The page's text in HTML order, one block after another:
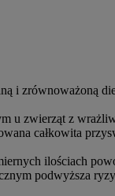
i zrównoważoną
u zwierząt z
całkowita
ilościach
podwyższa